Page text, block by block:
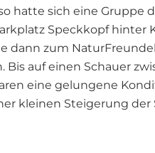
hatte sich eine Gruppe
Speckkopf hinter
dann zum
auf einen Schauer
eine gelungene
kleinen Steigerung der